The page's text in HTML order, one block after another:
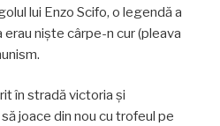
lui Enzo Scifo, o legendă a
niște cârpe-n cur (pleava
în stradă victoria și
joace din nou cu trofeul pe